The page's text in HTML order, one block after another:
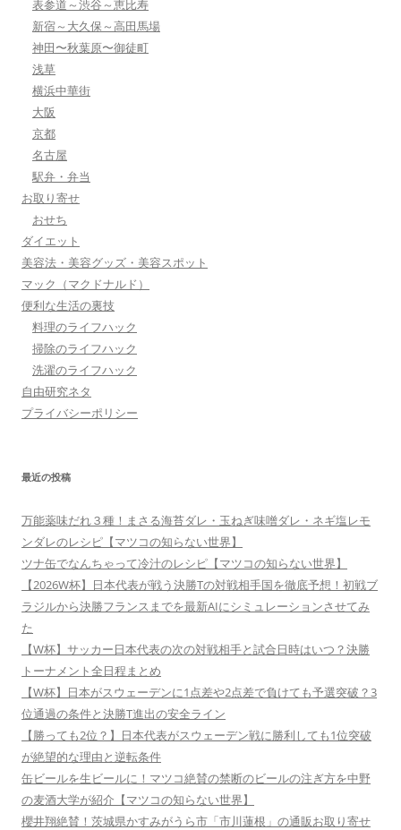
表参道～渋谷～恵比寿
新宿～大久保～高田馬場
神田〜秋葉原〜御徒町
浅草
横浜中華街
大阪
京都
名古屋
駅弁・弁当
お取り寄せ
おせち
ダイエット
美容法・美容グッズ・美容スポット
マック（マクドナルド）
便利な生活の裏技
料理のライフハック
掃除のライフハック
洗濯のライフハック
自由研究ネタ
プライバシーポリシー
最近の投稿
万能薬味だれ３種！まさる海苔ダレ・玉ねぎ味噌ダレ・ネギ塩レモ
ンダレのレシピ【マツコの知らない世界】
ツナ缶でなんちゃって冷汁のレシピ【マツコの知らない世界】
【2026W杯】日本代表が戦う決勝Tの対戦相手国を徹底予想！初戦ブ
ラジルから決勝フランスまでを最新AIにシミュレーションさせてみ
た
【W杯】サッカー日本代表の次の対戦相手と試合日時はいつ？決勝
トーナメント全日程まとめ
【W杯】日本がスウェーデンに1点差や2点差で負けても予選突破？3
位通過の条件と決勝T進出の安全ライン
【勝っても2位？】日本代表がスウェーデン戦に勝利しても1位突破
が絶望的な理由と逆転条件
缶ビールを生ビールに！マツコ絶賛の禁断のビールの注ぎ方を中野
の麦酒大学が紹介【マツコの知らない世界】
櫻井翔絶賛！茨城県かすみがうら市「市川蓮根」の通販お取り寄せ